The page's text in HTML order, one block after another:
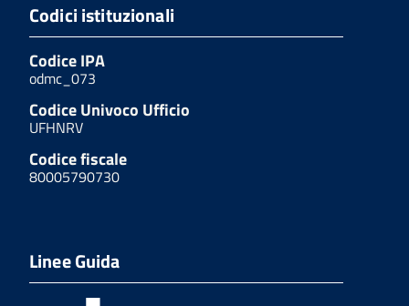
Codici istituzionali
Codice IPA
odmc_073
Codice Univoco Ufficio
UFHNRV
Codice fiscale
80005790730
Linee Guida